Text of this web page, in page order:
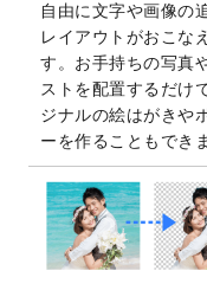
2025/6/30
暑中
しま
2025/6/27
キャ
トを
2025/6/24
2026
テン
2025/6/9
「背
2025/4/3
DM
た。
自由に文字や画像の
レイアウトがおこな
す。お手持ちの写真
ストを配置するだけ
ジナルの絵はがきや
ーを作ることもでき